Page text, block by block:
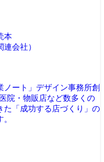
本
会社）
ート」 デザイン事務所創
院・物販店など数多くの
た「成功する店づくり」の